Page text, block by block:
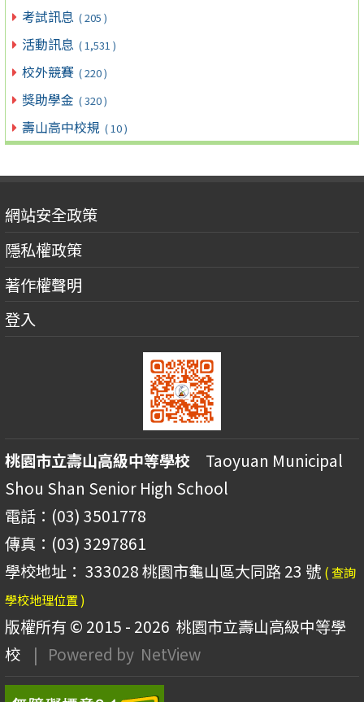
考試訊息 ( 205 )
活動訊息 ( 1,531 )
校外競賽 ( 220 )
獎助學金 ( 320 )
壽山高中校規 ( 10 )
網站安全政策
隱私權政策
著作權聲明
登入
桃園市立壽山高級中等學校 Taoyuan Municipal
Shou Shan Senior High School
電話：(03) 3501778
傳真：(03) 3297861
學校地址： 333028 桃園市龜山區大同路 23 號 ( 查詢
學校地理位置 )
版權所有 © 2015 - 2026 桃園市立壽山高級中等學
校
| Powered by NetView